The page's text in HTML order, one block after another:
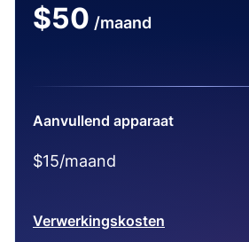
$50 /maand
Aanvullend apparaat
$15/maand
Verwerkingskosten